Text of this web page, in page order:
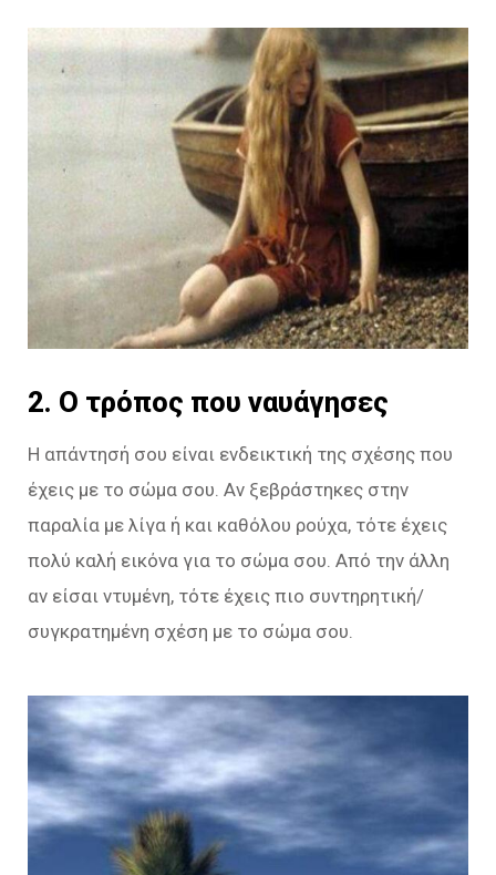
2. Ο τρόπος που ναυάγησες
Η απάντησή σου είναι ενδεικτική της σχέσης που
έχεις με το σώμα σου. Αν ξεβράστηκες στην
παραλία με λίγα ή και καθόλου ρούχα, τότε έχεις
πολύ καλή εικόνα για το σώμα σου. Από την άλλη
αν είσαι ντυμένη, τότε έχεις πιο συντηρητική/
συγκρατημένη σχέση με το σώμα σου.